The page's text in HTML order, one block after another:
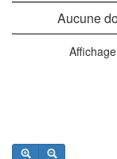
Aucune